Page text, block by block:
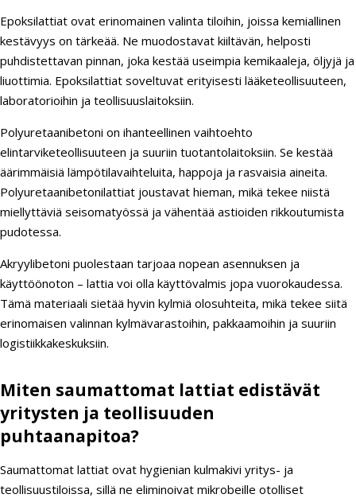
Epoksilattiat ovat erinomainen valinta tiloihin, joissa kemiallinen
kestävyys on tärkeää. Ne muodostavat kiiltävän, helposti
puhdistettavan pinnan, joka kestää useimpia kemikaaleja, öljyjä ja
liuottimia. Epoksilattiat soveltuvat erityisesti lääketeollisuuteen,
laboratorioihin ja teollisuuslaitoksiin.
Polyuretaanibetoni on ihanteellinen vaihtoehto
elintarviketeollisuuteen ja suuriin tuotantolaitoksiin. Se kestää
äärimmäisiä lämpötilavaihteluita, happoja ja rasvaisia aineita.
Polyuretaanibetonilattiat joustavat hieman, mikä tekee niistä
miellyttäviä seisomatyössä ja vähentää astioiden rikkoutumista
pudotessa.
Akryylibetoni puolestaan tarjoaa nopean asennuksen ja
käyttöönoton – lattia voi olla käyttövalmis jopa vuorokaudessa.
Tämä materiaali sietää hyvin kylmiä olosuhteita, mikä tekee siitä
erinomaisen valinnan kylmävarastoihin, pakkaamoihin ja suuriin
logistiikkakeskuksiin.
Miten saumattomat lattiat edistävät
yritysten ja teollisuuden
puhtaanapitoa?
Saumattomat lattiat ovat hygienian kulmakivi yritys- ja
teollisuustiloissa, sillä ne eliminoivat mikrobeille otolliset